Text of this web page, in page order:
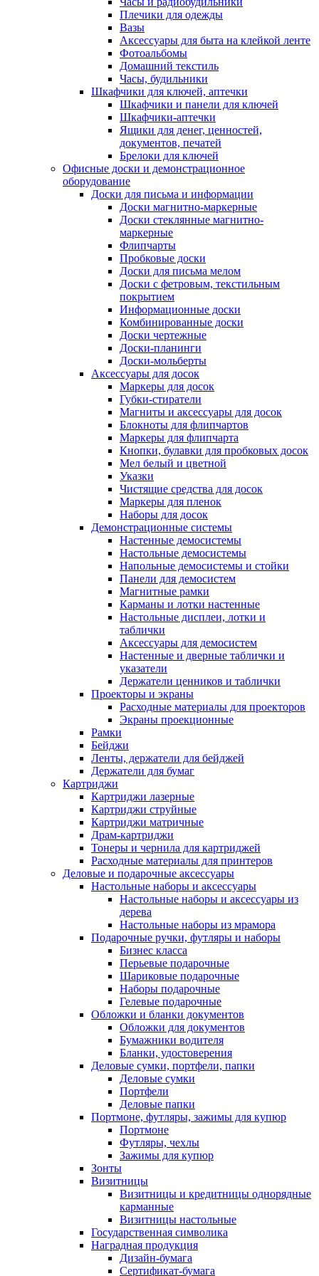
Плечики для одежды
Вазы
Аксессуары для быта на клейкой ленте
Фотоальбомы
Домашний текстиль
Часы, будильники
Шкафчики для ключей, аптечки
Шкафчики и панели для ключей
Шкафчики-аптечки
Ящики для денег, ценностей,
документов, печатей
Брелоки для ключей
Офисные доски и демонстрационное
оборудование
Доски для письма и информации
Доски магнитно-маркерные
Доски стеклянные магнитно-
маркерные
Флипчарты
Пробковые доски
Доски для письма мелом
Доски с фетровым, текстильным
покрытием
Информационные доски
Комбинированные доски
Доски чертежные
Доски-планинги
Доски-мольберты
Аксессуары для досок
Маркеры для досок
Губки-стиратели
Магниты и аксессуары для досок
Блокноты для флипчартов
Маркеры для флипчарта
Кнопки, булавки для пробковых досок
Мел белый и цветной
Указки
Чистящие средства для досок
Маркеры для пленок
Наборы для досок
Демонстрационные системы
Настенные демосистемы
Настольные демосистемы
Напольные демосистемы и стойки
Панели для демосистем
Магнитные рамки
Карманы и лотки настенные
Настольные дисплеи, лотки и
таблички
Аксессуары для демосистем
Настенные и дверные таблички и
указатели
Держатели ценников и таблички
Проекторы и экраны
Расходные материалы для проекторов
Экраны проекционные
Рамки
Бейджи
Ленты, держатели для бейджей
Держатели для бумаг
Картриджи
Картриджи лазерные
Картриджи струйные
Картриджи матричные
Драм-картриджи
Тонеры и чернила для картриджей
Расходные материалы для принтеров
Деловые и подарочные аксессуары
Настольные наборы и аксессуары
Настольные наборы и аксессуары из
дерева
Настольные наборы из мрамора
Подарочные ручки, футляры и наборы
Бизнес класса
Перьевые подарочные
Шариковые подарочные
Наборы подарочные
Гелевые подарочные
Обложки и бланки документов
Обложки для документов
Бумажники водителя
Бланки, удостоверения
Деловые сумки, портфели, папки
Деловые сумки
Портфели
Деловые папки
Портмоне, футляры, зажимы для купюр
Портмоне
Футляры, чехлы
Зажимы для купюр
Зонты
Визитницы
Визитницы и кредитницы однорядные
карманные
Визитницы настольные
Государственная символика
Наградная продукция
Дизайн-бумага
Сертификат-бумага